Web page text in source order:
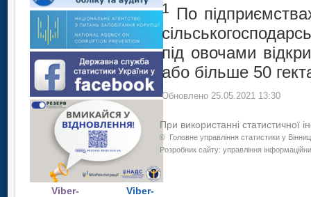
Viber-
Viber-
1 По
під овочами
або більше 50
Обновлено 25.05.2021 13:30
При використанні статистичної
© Головне управління статистики у
Розробник сайту: управління